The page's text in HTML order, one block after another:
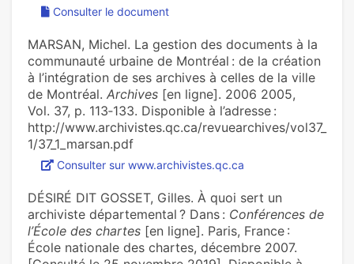
Consulter le document
MARSAN, Michel. La gestion des documents à la
communauté urbaine de Montréal : de la création
à l’intégration de ses archives à celles de la ville
de Montréal. Archives [en ligne]. 2006 2005,
Vol. 37, p. 113‑133. Disponible à l’adresse :
http://www.archivistes.qc.ca/revuearchives/vol37_
1/37_1_marsan.pdf
Consulter sur www.archivistes.qc.ca
DÉSIRÉ DIT GOSSET, Gilles. À quoi sert un
archiviste départemental ? Dans : Conférences de
l’École des chartes [en ligne]. Paris, France :
École nationale des chartes, décembre 2007.